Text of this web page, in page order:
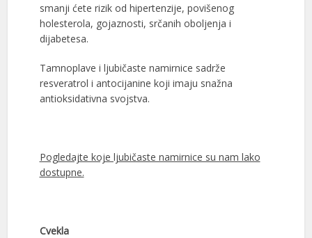
smanji ćete rizik od hipertenzije, povišenog
holesterola, gojaznosti, srčanih oboljenja i
dijabetesa.
Tamnoplave i ljubičaste namirnice sadrže
resveratrol i antocijanine koji imaju snažna
antioksidativna svojstva.
Pogledajte koje ljubičaste namirnice su nam lako
dostupne.
Cvekla